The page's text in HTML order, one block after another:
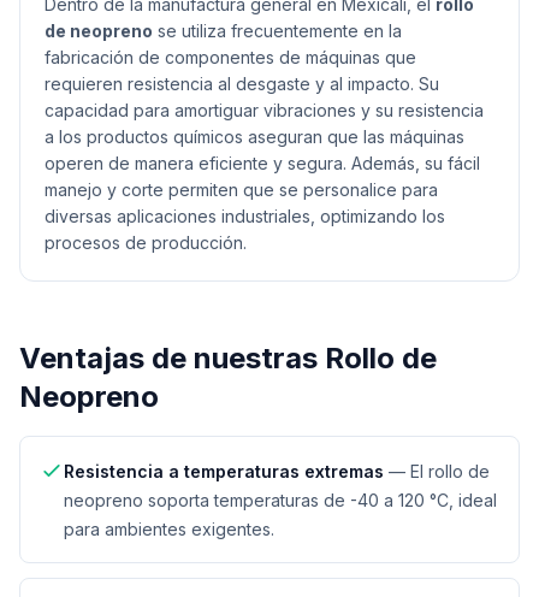
Dentro de la manufactura general en Mexicali, el rollo
de neopreno se utiliza frecuentemente en la
fabricación de componentes de máquinas que
requieren resistencia al desgaste y al impacto. Su
capacidad para amortiguar vibraciones y su resistencia
a los productos químicos aseguran que las máquinas
operen de manera eficiente y segura. Además, su fácil
manejo y corte permiten que se personalice para
diversas aplicaciones industriales, optimizando los
procesos de producción.
Ventajas de nuestras Rollo de
Neopreno
Resistencia a temperaturas extremas — El rollo de
neopreno soporta temperaturas de -40 a 120 °C, ideal
para ambientes exigentes.